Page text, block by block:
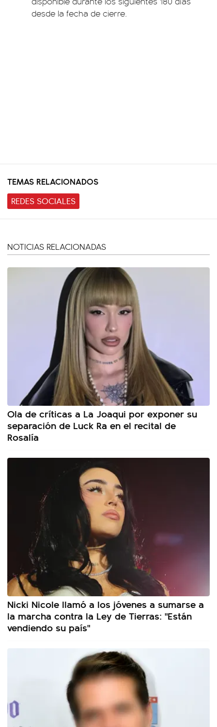
desde la fecha de cierre.
TEMAS RELACIONADOS
REDES SOCIALES
NOTICIAS RELACIONADAS
Ola de críticas a La Joaqui por exponer su
separación de Luck Ra en el recital de
Rosalía
Nicki Nicole llamó a los jóvenes a sumarse a
la marcha contra la Ley de Tierras: "Están
vendiendo su país"